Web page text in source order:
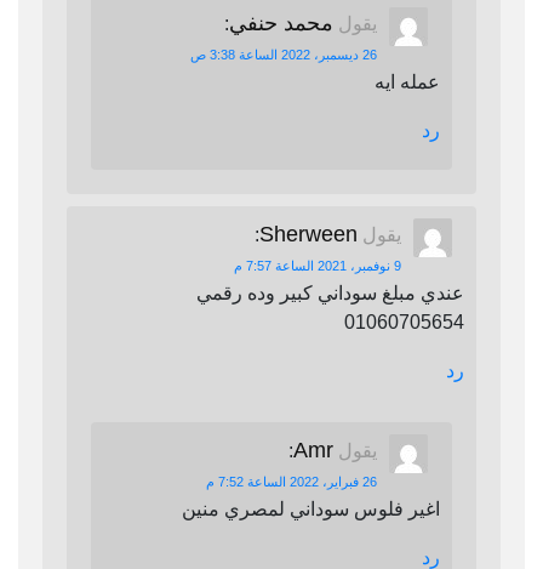
يقول محمد حنفي:
26 ديسمبر، 2022 الساعة 3:38 ص
عمله ايه
رد
يقول Sherween
:
9 نوفمبر، 2021 الساعة 7:57 م
عندي مبلغ سوداني كبير وده رقمي
01060705654
رد
يقول Amr
:
26 فبراير، 2022 الساعة 7:52 م
اغير فلوس سوداني لمصري منين
رد